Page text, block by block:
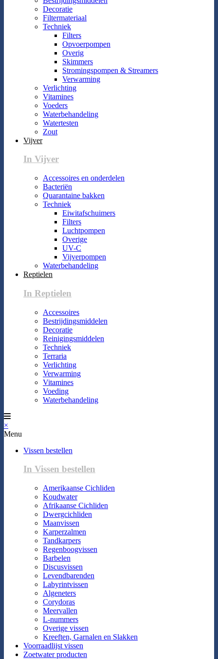
Decoratie
Filtermateriaal
Techniek
Filters
Opvoerpompen
Overig
Skimmers
Stromingspompen & Streamers
Verwarming
Verlichting
Vitamines
Voeders
Waterbehandeling
Watertesten
Zout
Vijver
In Vijver
Accessoires en onderdelen
Bacteriën
Quarantaine bakken
Techniek
Eiwitafschuimers
Filters
Luchtpompen
Overige
UV-C
Vijverpompen
Waterbehandeling
Reptielen
In Reptielen
Accessoires
Bestrijdingsmiddelen
Decoratie
Reinigingsmiddelen
Techniek
Terraria
Verlichting
Verwarming
Vitamines
Voeding
Waterbehandeling
×
Menu
Vissen bestellen
In Vissen bestellen
Amerikaanse Cichliden
Koudwater
Afrikaanse Cichliden
Dwergcichliden
Maanvissen
Karperzalmen
Tandkarpers
Regenboogvissen
Barbelen
Discusvissen
Levendbarenden
Labyrintvissen
Algeneters
Corydoras
Meervallen
L-nummers
Overige vissen
Kreeften, Garnalen en Slakken
Voorraadlijst vissen
Zoetwater producten